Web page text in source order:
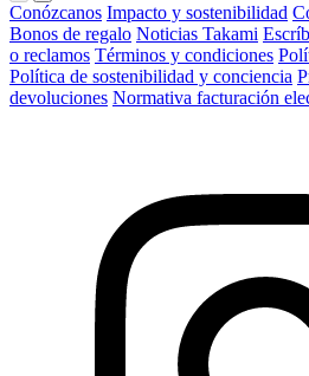
Conózcanos Impacto y sostenibilidad
Bonos de regalo Noticias Takami
o reclamos Términos y condiciones
Política de sostenibilidad y conciencia
devoluciones Normativa facturación